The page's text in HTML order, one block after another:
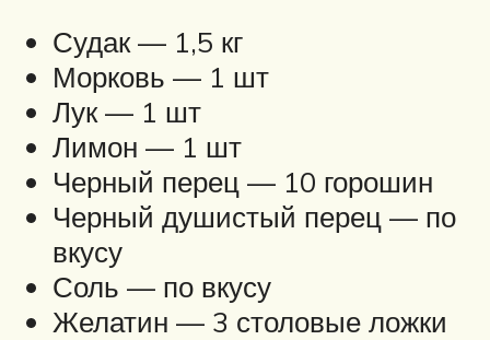
Судак — 1,5 кг
Морковь — 1 шт
Лук — 1 шт
Лимон — 1 шт
Черный перец — 10 горошин
Черный душистый перец — по
вкусу
Соль — по вкусу
Желатин — 3 столовые ложки